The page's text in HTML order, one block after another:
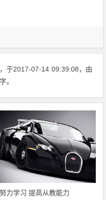
于2017-07-14 09:39:08，由
。
努力学习 提高从教能力